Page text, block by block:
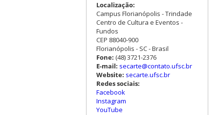
Localização:
Campus Florianópolis - Trindade
Centro de Cultura e Eventos -
Fundos
CEP 88040-900
Florianópolis - SC - Brasil
Fone: (48) 3721-2376
E-mail: secarte@contato.ufsc.br
Website: secarte.ufsc.br
Redes sociais:
Facebook
Instagram
YouTube